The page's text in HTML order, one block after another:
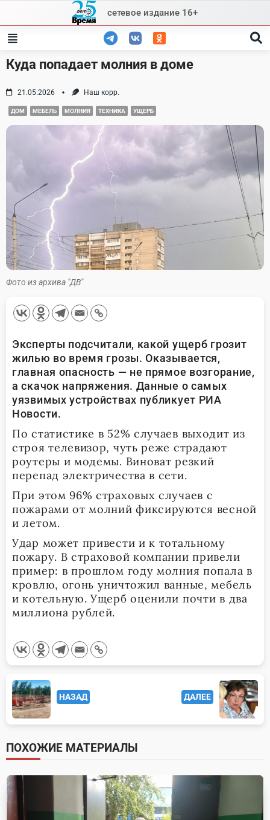
content
сетевое издание 16+
Куда попадает молния в доме
21.05.2026 Наш корр.
ДОМ МЕБЕЛЬ МОЛНИЯ ТЕХНИКА УЩЕРБ
Фото из архива "ДВ"
Эксперты подсчитали, какой ущерб грозит
жилью во время грозы. Оказывается,
главная опасность — не прямое возгорание,
а скачок напряжения. Данные о самых
уязвимых устройствах публикует РИА
Новости.
По статистике в 52% случаев выходит из
строя телевизор, чуть реже страдают
роутеры и модемы. Виноват резкий
перепад электричества в сети.
При этом 96% страховых случаев с
пожарами от молний фиксируются весной
и летом.
Удар может привести и к тотальному
пожару. В страховой компании привели
пример: в прошлом году молния попала в
кровлю, огонь уничтожил ванные, мебель
и котельную. Ущерб оценили почти в два
миллиона рублей.
<span
class="nav-
subtitle
screen-
reader-
text">Page</span>
НАЗАД ДАЛЕЕ
ПОХОЖИЕ МАТЕРИАЛЫ